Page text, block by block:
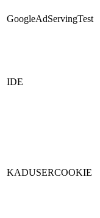
GoogleAdServingTest
IDE
KADUSERCOOKIE